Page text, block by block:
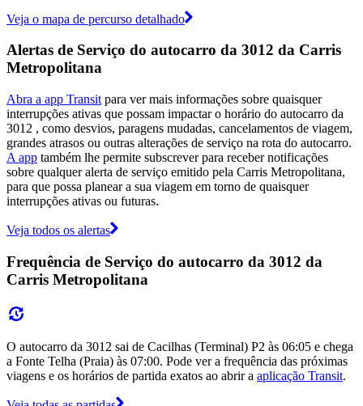
Veja o mapa de percurso detalhado
Alertas de Serviço do autocarro da 3012 da Carris
Metropolitana
Abra a app Transit para ver mais informações sobre quaisquer
interrupções ativas que possam impactar o horário do autocarro da
3012 , como desvios, paragens mudadas, cancelamentos de viagem,
grandes atrasos ou outras alterações de serviço na rota do autocarro.
A app também lhe permite subscrever para receber notificações
sobre qualquer alerta de serviço emitido pela Carris Metropolitana,
para que possa planear a sua viagem em torno de quaisquer
interrupções ativas ou futuras.
Veja todos os alertas
Frequência de Serviço do autocarro da 3012 da
Carris Metropolitana
O autocarro da 3012 sai de Cacilhas (Terminal) P2 às 06:05 e chega
a Fonte Telha (Praia) às 07:00. Pode ver a frequência das próximas
viagens e os horários de partida exatos ao abrir a aplicação Transit.